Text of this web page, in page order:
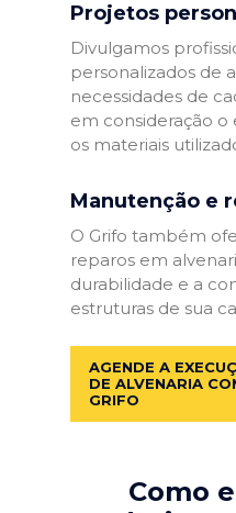
Projetos
Divulgamos
personalizados de
necessidades de
em consideração o
os materiais
Manutenção e
O Grifo também
reparos em
durabilidade e a
estruturas de sua
AGENDE A
DE ALVENARIA
GRIFO
Como